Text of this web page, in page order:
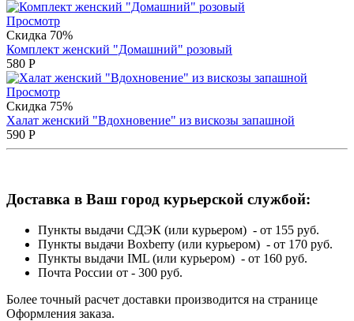
Просмотр
Скидка 70%
Комплект женский "Домашний" розовый
580 Р
Просмотр
Скидка 75%
Халат женский "Вдохновение" из вискозы запашной
590 Р
Доставка в Ваш город курьерской службой:
Пункты выдачи СДЭК (или курьером) - от 155 руб.
Пункты выдачи Boxberry (или курьером) - от 170 руб.
Пункты выдачи IML (или курьером) - от 160 руб.
Почта России от - 300 руб.
Более точный расчет доставки производится на странице
Оформления заказа.